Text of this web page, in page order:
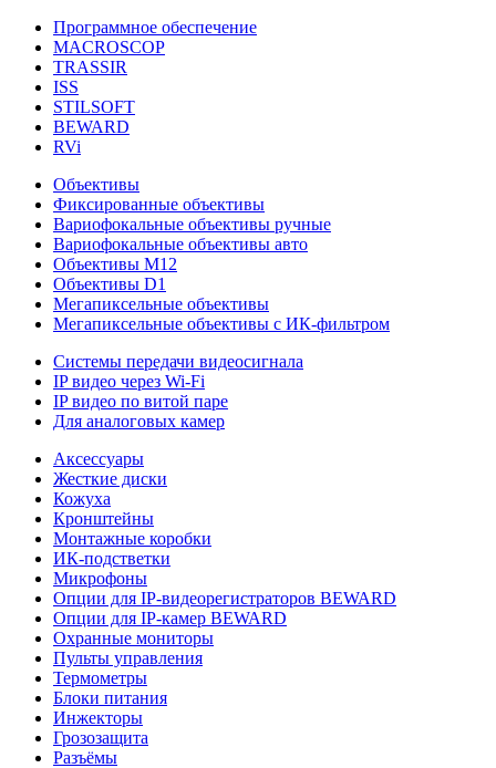
Программное обеспечение
MACROSCOP
TRASSIR
ISS
STILSOFT
BEWARD
RVi
Объективы
Фиксированные объективы
Вариофокальные объективы ручные
Вариофокальные объективы авто
Объективы М12
Объективы D1
Мегапиксельные объективы
Мегапиксельные объективы с ИК-фильтром
Системы передачи видеосигнала
IP видео через Wi-Fi
IP видео по витой паре
Для аналоговых камер
Аксессуары
Жесткие диски
Кожуха
Кронштейны
Монтажные коробки
ИК-подстветки
Микрофоны
Опции для IP-видеорегистраторов BEWARD
Опции для IP-камер BEWARD
Охранные мониторы
Пульты управления
Термометры
Блоки питания
Инжекторы
Грозозащита
Разъёмы